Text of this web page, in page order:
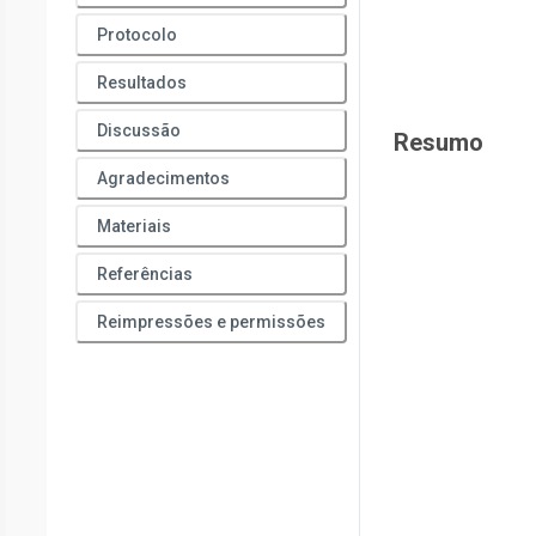
Protocolo
Resultados
Discussão
Agradecimentos
Materiais
Referências
Reimpressões e permissões
Resumo